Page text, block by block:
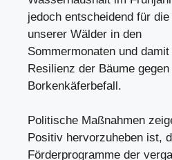
jedoch entscheidend für
unserer Wälder in den
Sommermonaten und
Resilienz der Bäume gegen
Borkenkäferbefall.
Politische Maßnahmen
Positiv hervorzuheben ist,
Förderprogramme der